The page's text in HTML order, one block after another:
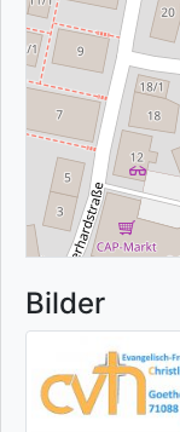
Bilder